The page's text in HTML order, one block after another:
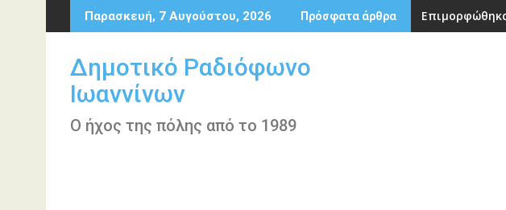
Περάστε
στο
Παρασκευή, 7 Αυγούστου, 2026 Πρόσφατα άρθρα
Δημοτικό Ραδιόφωνο
Ιωαννίνων
Ο ήχος της πόλης από το 1989